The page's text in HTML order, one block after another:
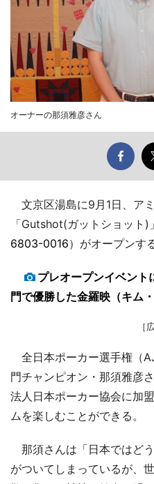
オーナーの那須雅彦さん
文京区湯島に9月1日、ア
「Gutshot(ガットショット
6803-0016）がオープンする
プレオープンイベン
門で優勝した金羅映（キム
［
全日本ポーカー選手権（
門チャンピオン・那須雅彦
法人日本ポーカー協会に加
ムを楽しむことができる。
那須さんは「日本ではど
がついてしまっているが、